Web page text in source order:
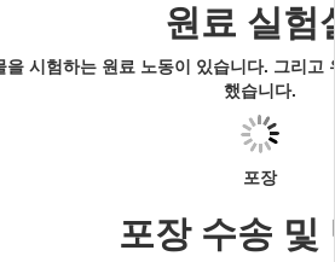
원료 실험
을 시험하는 원료 노동이 있습니다. 그리
했습니다.
포장
포장 수송 및